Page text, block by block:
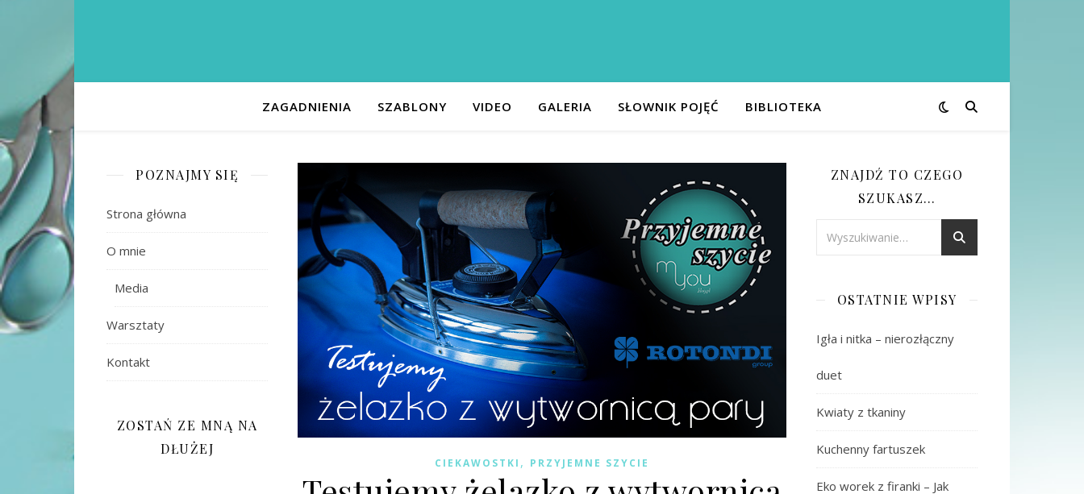
ZAGADNIENIA SZABLONY VIDEO GALERIA SŁOWNIK POJĘĆ BIBLIOTEKA
POZNAJMY SIĘ
Strona główna
O mnie
Media
Warsztaty
Kontakt
ZOSTAŃ ZE MNĄ NA
DŁUŻEJ
CIEKAWOSTKI , PRZYJEMNE SZYCIE
ZNAJDŹ TO CZEGO
SZUKASZ…
OSTATNIE WPISY
Igła i nitka – nierozłączny
duet
Kwiaty z tkaniny
Kuchenny fartuszek
Eko worek z firanki – Jak